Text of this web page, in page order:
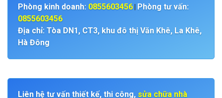
Phòng kinh doanh: 0855603456 Phòng tư vấn:
0855603456
Địa chỉ: Tòa DN1, CT3, khu đô thị Văn Khê, La Khê,
Hà Đông
Liên hệ tư vấn thiết kế, thi công, sửa chữa nhà